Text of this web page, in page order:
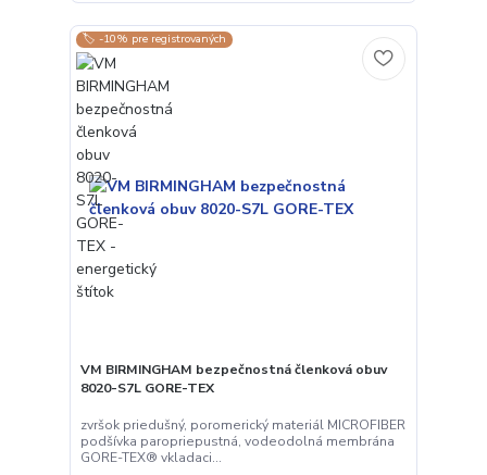
🏷️ -10% pre registrovaných
VM BIRMINGHAM bezpečnostná členková obuv
8020-S7L GORE-TEX
zvršok priedušný, poromerický materiál MICROFIBER
podšívka paropriepustná, vodeodolná membrána
GORE-TEX® vkladaci...